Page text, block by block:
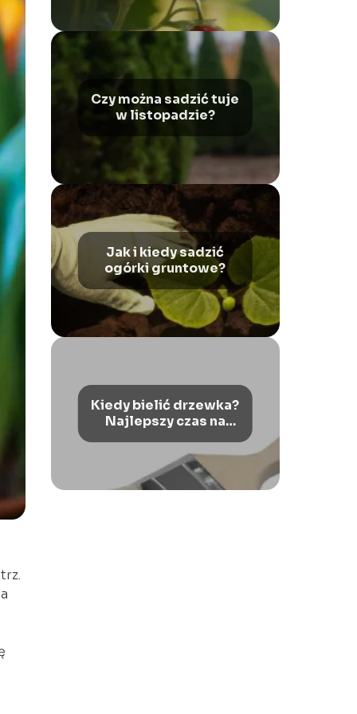
Czy można sadzić tuje
w listopadzie?
Jak i kiedy sadzić
ogórki gruntowe?
Kiedy bielić drzewka?
Najlepszy czas na